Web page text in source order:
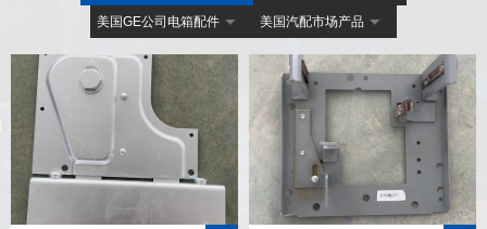
美国GE公司电箱配件 美国汽配市场产品